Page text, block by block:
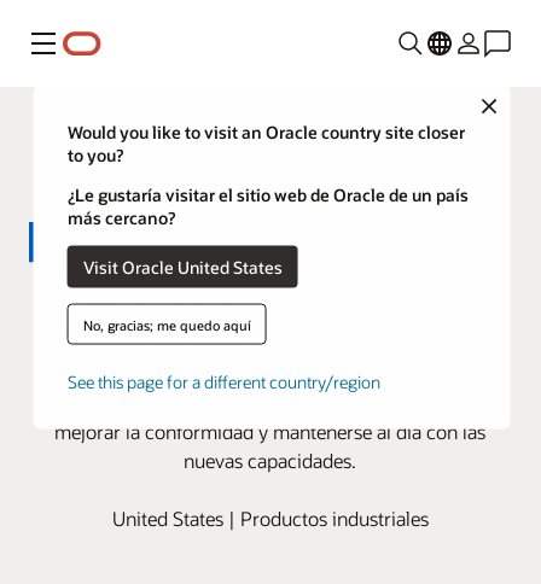
Menú
Close
Would you like to visit an Oracle country site closer
to you?
¿Le gustaría visitar el sitio web de Oracle de un país
más cercano?
Visit Oracle United States
No, gracias; me quedo aquí
See this page for a different country/region
Eaton automatiza su cierre
financiero con Oracle Cloud EPM
Migrar los procesos financieros a la nube ayuda a la
mejorar la conformidad y mantenerse al día con las
nuevas capacidades.
United States | Productos industriales